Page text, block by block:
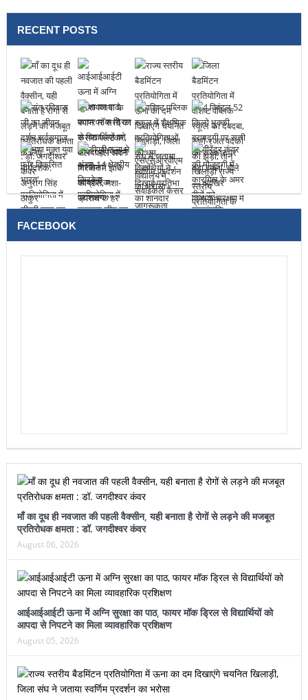
RECENT POSTS
FACEBOOK
माँ का दूध ही नवजात की पहली वैक्सीन, यही बनाता है रोगों से लड़ने की मजबूत
प्रतिरोधक क्षमता : डॉ. जगदीश्वर कंवर
August 06, 2026
आईआईआईटी ऊना में अग्नि सुरक्षा का पाठ, फायर मॉक ड्रिल से विद्यार्थियों को
आपदा से निपटने का मिला व्यावहारिक प्रशिक्षण
August 05, 2026